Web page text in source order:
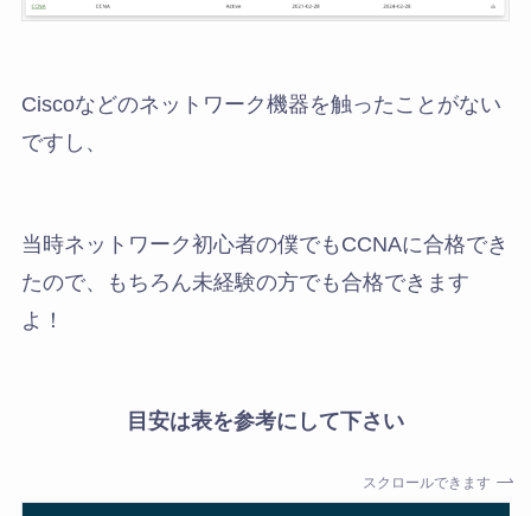
Ciscoなどのネットワーク機器を触ったことがない
ですし、
当時ネットワーク初心者の僕でもCCNAに合格でき
たので、もちろん未経験の方でも合格できます
よ！
目安は表を参考にして下さい
スクロールできます